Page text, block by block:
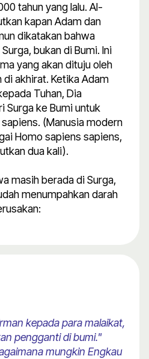
tahun yang lalu. Al-
kapan Adam dan
dikatakan bahwa
bukan di Bumi. Ini
yang akan dituju oleh
akhirat. Ketika Adam
Tuhan, Dia
Surga ke Bumi untuk
(Manusia modern
Homo sapiens sapiens,
dua kali).
masih berada di Surga,
menumpahkan darah
kepada para malaikat,
pengganti di bumi."
mungkin Engkau